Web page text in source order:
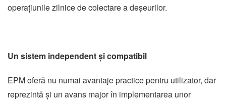
operațiunile zilnice de colectare a deșeurilor.
Un sistem independent și compatibil
EPM oferă nu numai avantaje practice pentru utilizator, dar
reprezintă și un avans major în implementarea unor